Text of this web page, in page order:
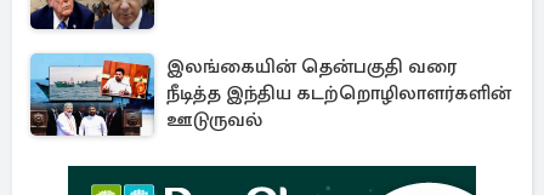
இலங்கையின் தென்பகுதி வரை
நீடித்த இந்திய கடற்றொழிலாளர்களின்
ஊடுருவல்